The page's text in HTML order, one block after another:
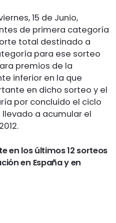
15 de Junio,
de primera categoría
total destinado a
para ese sorteo
premios de la
inferior en la que
en dicho sorteo y el
por concluido el ciclo
a acumular el
en los últimos 12 sorteos
en España y en